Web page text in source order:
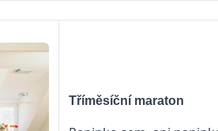
Tříměsíční maraton